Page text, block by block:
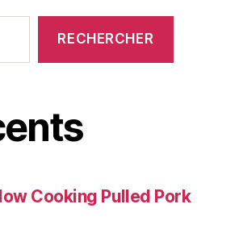
RECHERCHER
Cooking Pulled Pork